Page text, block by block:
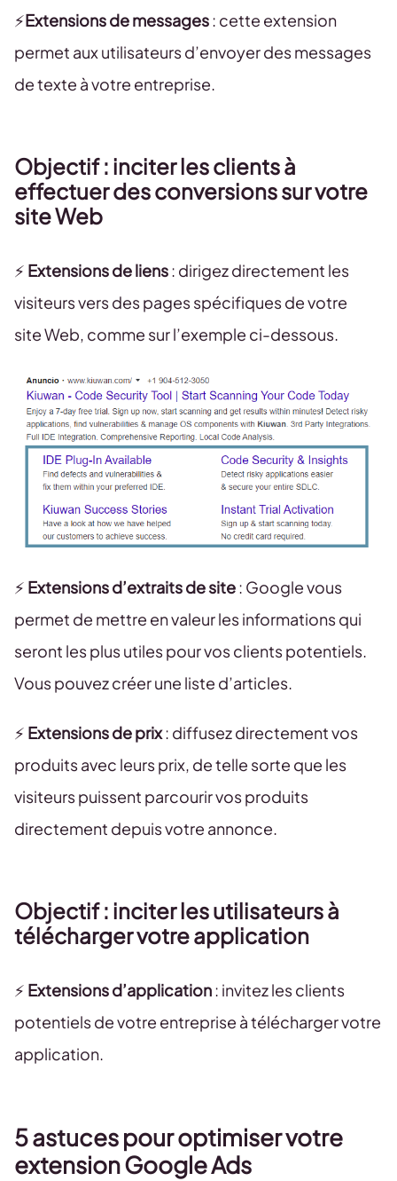
⚡️Extensions de messages: cette extension
permet aux utilisateurs d’envoyer des messages
de texte à votre entreprise.
Objectif : inciter les clients à
effectuer des conversions sur votre
site Web
⚡️ Extensions de liens: dirigez directement les
visiteurs vers des pages spécifiques de votre
site Web, comme sur l’exemple ci-dessous.
⚡️ Extensions d’extraits de site: Google vous
permet de mettre en valeur les informations qui
seront les plus utiles pour vos clients potentiels.
Vous pouvez créer une liste d’articles.
⚡️ Extensions de prix: diffusez directement vos
produits avec leurs prix, de telle sorte que les
visiteurs puissent parcourir vos produits
directement depuis votre annonce.
Objectif : inciter les utilisateurs à
télécharger votre application
⚡️ Extensions d’application: invitez les clients
potentiels de votre entreprise à télécharger votre
application.
5 astuces pour optimiser votre
extension Google Ads